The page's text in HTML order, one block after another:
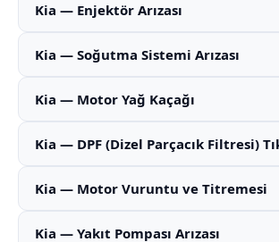
Kia — Enjektör Arızası
Kia — Soğutma Sistemi Arızası
Kia — Motor Yağ Kaçağı
Kia — DPF (Dizel Parçacık Filtresi)
Kia — Motor Vuruntu ve Titremesi
Kia — Yakıt Pompası Arızası